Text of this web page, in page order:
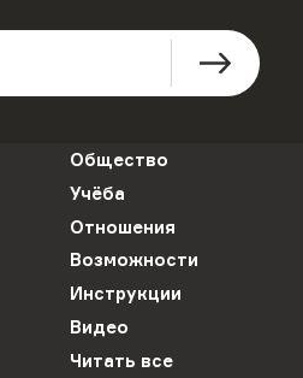
Общество
Учёба
Отношения
Возможности
Инструкции
Видео
Читать все